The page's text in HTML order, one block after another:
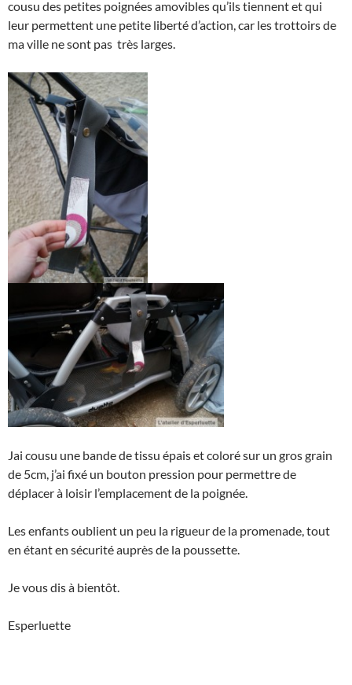
cousu des petites poignées amovibles qu’ils tiennent et qui
leur permettent une petite liberté d’action, car les trottoirs de
ma ville ne sont pas très larges.
Jai cousu une bande de tissu épais et coloré sur un gros grain
de 5cm, j’ai fixé un bouton pression pour permettre de
déplacer à loisir l’emplacement de la poignée.
Les enfants oublient un peu la rigueur de la promenade, tout
en étant en sécurité auprès de la poussette.
Je vous dis à bientôt.
Esperluette